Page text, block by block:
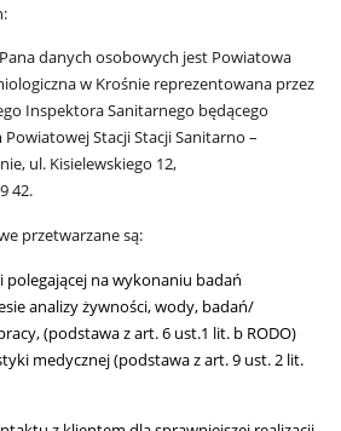
danych osobowych jest Powiatowa
w Krośnie reprezentowana przez
Inspektora Sanitarnego będącego
Stacji Stacji Sanitarno –
ul. Kisielewskiego 12,
42.
przetwarzane są:
polegającej na wykonaniu badań
analizy żywności, wody, badań/
(podstawa z art. 6 ust.1 lit. b RODO)
medycznej (podstawa z art. 9 ust. 2 lit.